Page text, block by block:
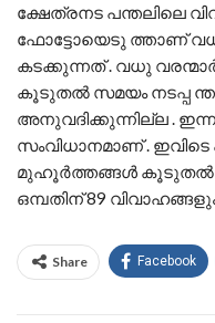
ക്ഷേത്രനട പന്തലിലെ
ഫോട്ടോയെടു ത്താണ്
കടക്കുന്നത് . വധു
കൂടുതൽ സമയം നടപ്പ
അനുവദിക്കുന്നില്ല .
സംവിധാനമാണ് . ഇവിടെ
മുഹൂർത്തങ്ങൾ കൂടുതൽ
ഒമ്പതിന് 89 വിവാഹങ്ങളും
Share Facebook